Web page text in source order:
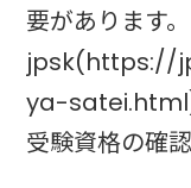
要があります。
jpsk(https://
ya-
受験資格の確